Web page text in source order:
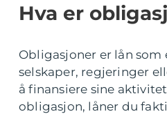
Hva er
Obligasjoner er lån som
selskaper, regjeringer
å finansiere sine
obligasjon, låner du